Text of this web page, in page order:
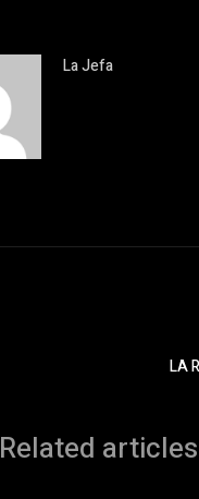
La Jefa
LA
Related articles